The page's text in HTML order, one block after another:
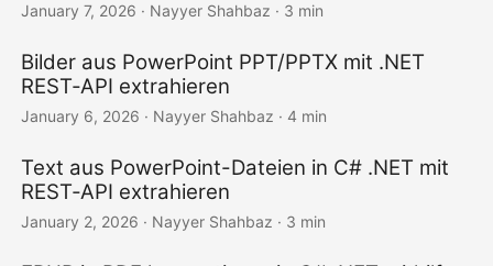
January 7, 2026 · Nayyer Shahbaz · 3 min
Bilder aus PowerPoint PPT/PPTX mit .NET
REST‑API extrahieren
January 6, 2026 · Nayyer Shahbaz · 4 min
Text aus PowerPoint-Dateien in C# .NET mit
REST‑API extrahieren
January 2, 2026 · Nayyer Shahbaz · 3 min